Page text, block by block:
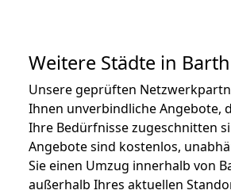
Weitere Städte in Barth
Unsere geprüften
Ihnen unverbindliche Angebote,
Ihre Bedürfnisse zugeschnitten
Angebote sind kostenlos,
Sie einen Umzug innerhalb von
außerhalb Ihres aktuellen